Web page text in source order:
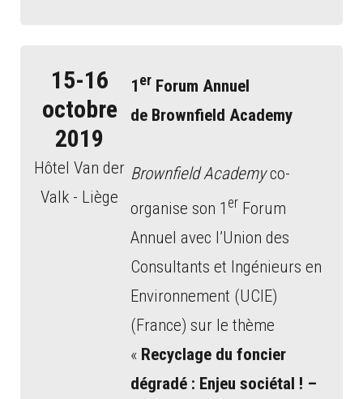
15-16
octobre
2019
Hôtel Van der
Valk - Liège
1 er Forum Annuel
de Brownfield Academy
Brownfield Academyco-
organise son 1 er Forum
Annuel avec l’Union des
Consultants et Ingénieurs en
Environnement (UCIE)
(France) sur le thème
« Recyclage du foncier
dégradé : Enjeu sociétal ! –